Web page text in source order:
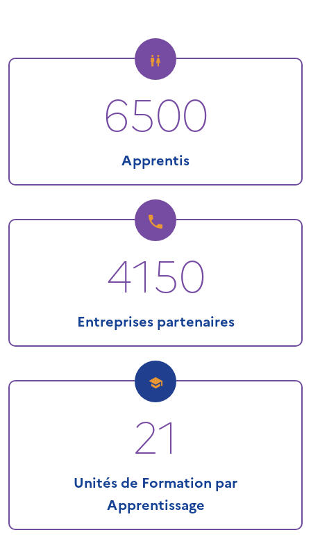
6500
Apprentis
4150
Entreprises partenaires
21
Unités de Formation par
Apprentissage